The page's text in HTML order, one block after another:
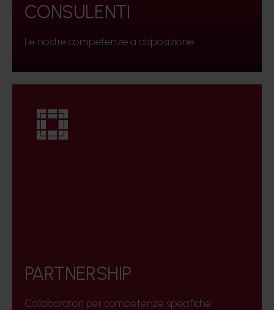
CONSULENTI
Le nostre competenze a disposizione
PARTNERSHIP
Collaboratori per competenze specifiche